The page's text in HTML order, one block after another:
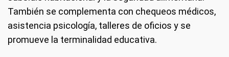
También se complementa con chequeos médicos,
asistencia psicología, talleres de oficios y se
promueve la terminalidad educativa.